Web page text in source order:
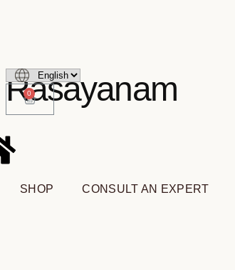
Rasayanam
0
SHOP CONSULT AN EXPERT